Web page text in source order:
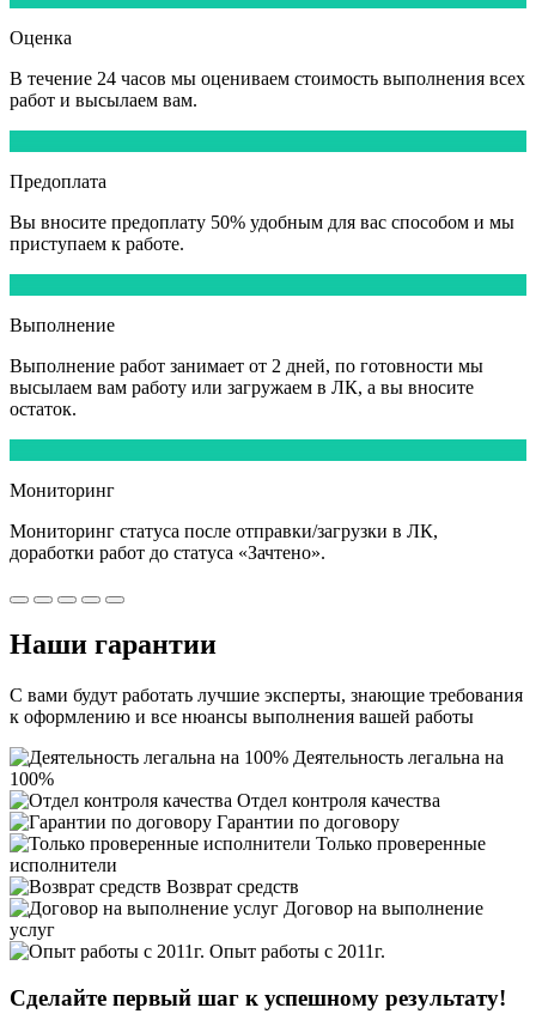
Оценка
В течение 24 часов мы оцениваем стоимость выполнения всех
работ и высылаем вам.
Предоплата
Вы вносите предоплату 50% удобным для вас способом и мы
приступаем к работе.
Выполнение
Выполнение работ занимает от 2 дней, по готовности мы
высылаем вам работу или загружаем в ЛК, а вы вносите
остаток.
Мониторинг
Мониторинг статуса после отправки/загрузки в ЛК,
доработки работ до статуса «Зачтено».
Наши гарантии
С вами будут работать лучшие эксперты, знающие требования
к оформлению и все нюансы выполнения вашей работы
Деятельность легальна на
100%
Отдел контроля качества
Гарантии по договору
Только проверенные
исполнители
Возврат средств
Договор на выполнение
услуг
Опыт работы с 2011г.
Сделайте первый шаг к успешному результату!